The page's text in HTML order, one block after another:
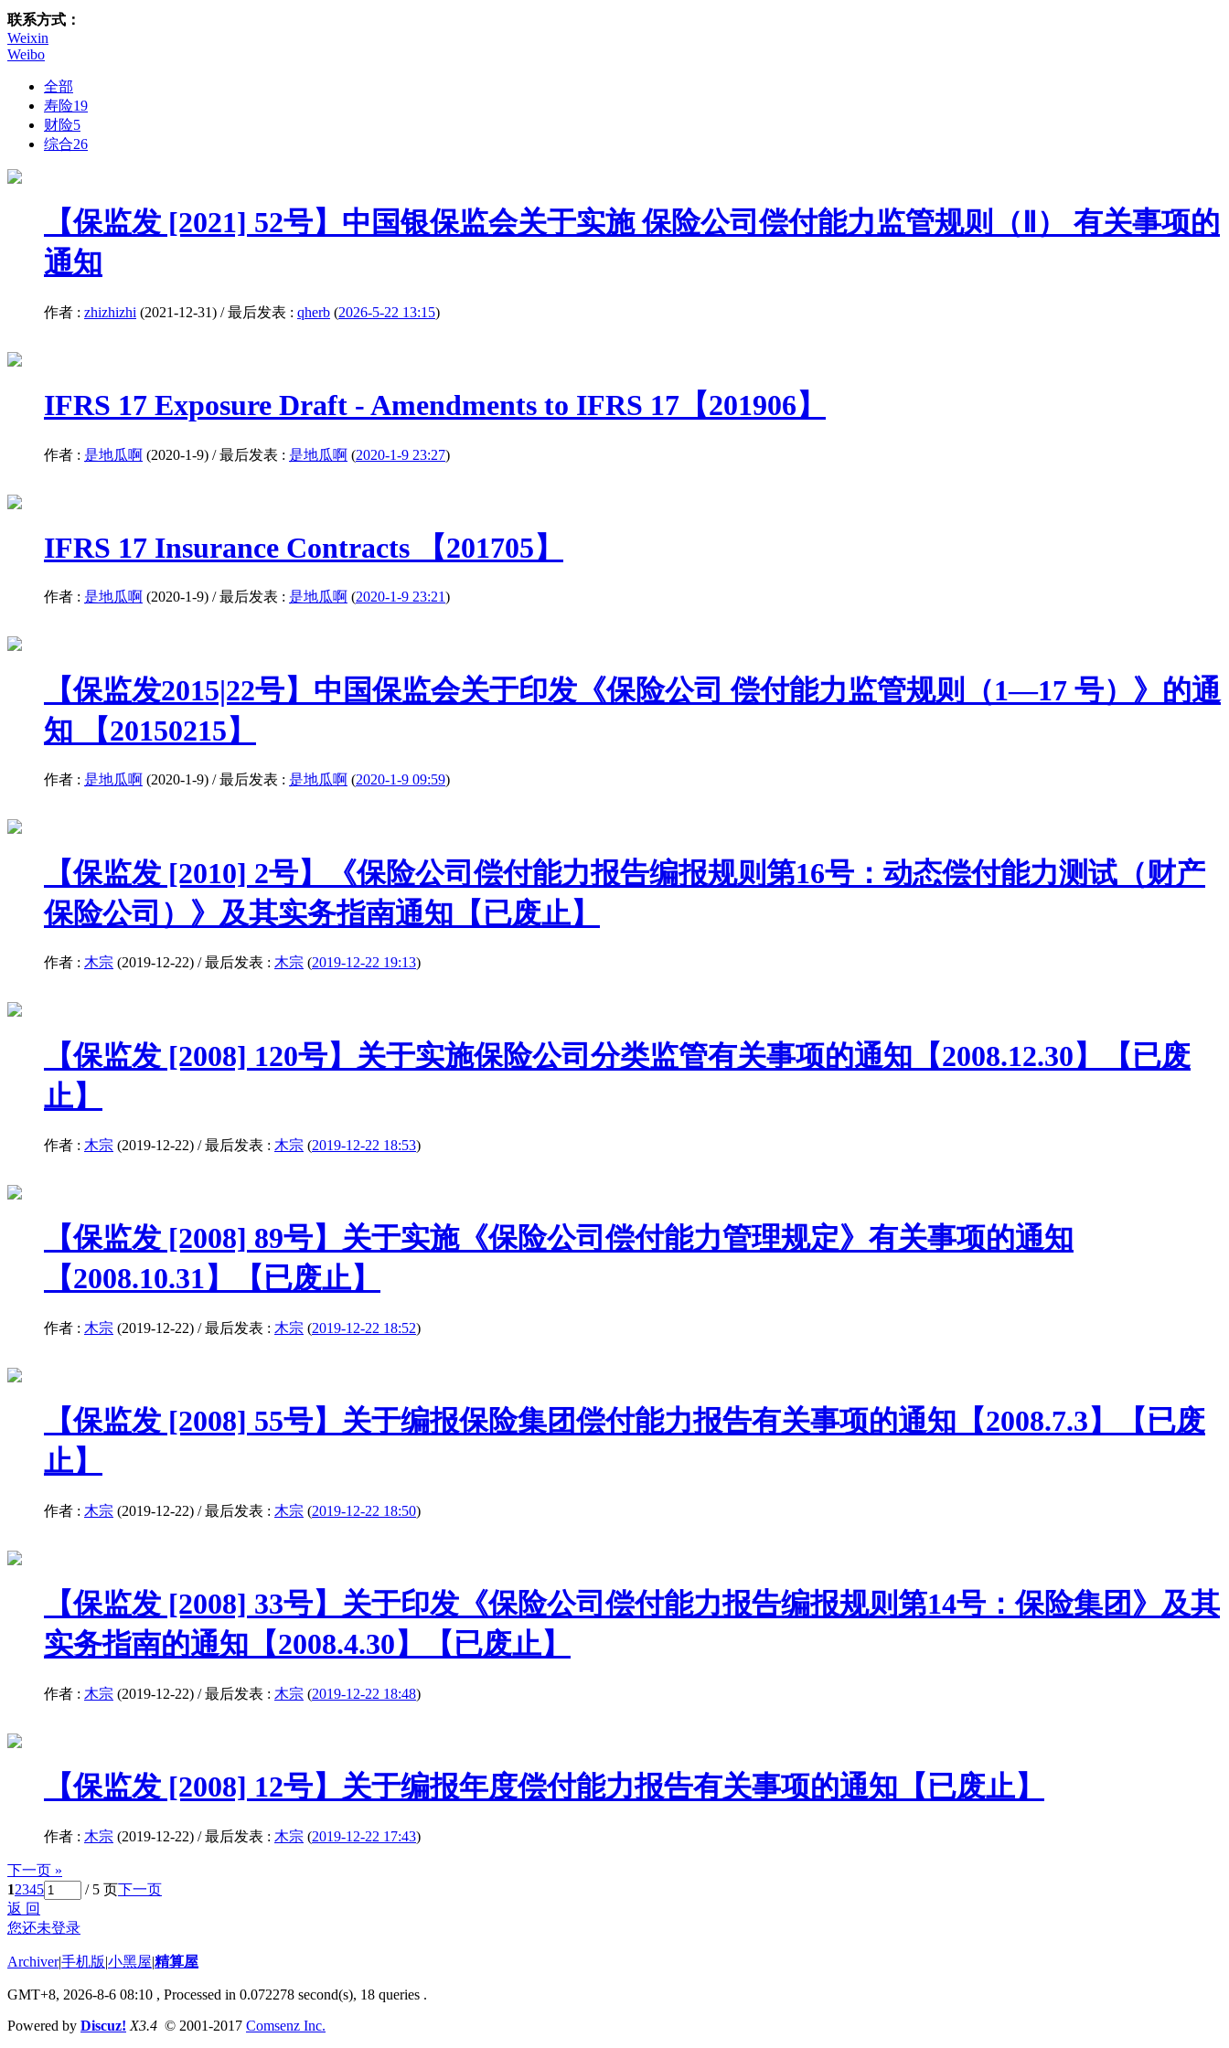
联系方式：
Weixin
Weibo
全部
寿险19
财险5
综合26
【保监发 [2021] 52号】中国银保监会关于实施 保险公司偿付能力监管规则（Ⅱ） 有关事项的
通知
作者 : zhizhizhi (2021-12-31) / 最后发表 : qherb (2026-5-22 13:15)
IFRS 17 Exposure Draft - Amendments to IFRS 17【201906】
作者 : 是地瓜啊 (2020-1-9) / 最后发表 : 是地瓜啊 (2020-1-9 23:27)
IFRS 17 Insurance Contracts 【201705】
作者 : 是地瓜啊 (2020-1-9) / 最后发表 : 是地瓜啊 (2020-1-9 23:21)
【保监发2015|22号】中国保监会关于印发《保险公司 偿付能力监管规则（1—17 号）》的通
知 【20150215】
作者 : 是地瓜啊 (2020-1-9) / 最后发表 : 是地瓜啊 (2020-1-9 09:59)
【保监发 [2010] 2号】《保险公司偿付能力报告编报规则第16号：动态偿付能力测试（财产
保险公司）》及其实务指南通知【已废止】
作者 : 木宗 (2019-12-22) / 最后发表 : 木宗 (2019-12-22 19:13)
【保监发 [2008] 120号】关于实施保险公司分类监管有关事项的通知【2008.12.30】【已废
止】
作者 : 木宗 (2019-12-22) / 最后发表 : 木宗 (2019-12-22 18:53)
【保监发 [2008] 89号】关于实施《保险公司偿付能力管理规定》有关事项的通知
【2008.10.31】【已废止】
作者 : 木宗 (2019-12-22) / 最后发表 : 木宗 (2019-12-22 18:52)
【保监发 [2008] 55号】关于编报保险集团偿付能力报告有关事项的通知【2008.7.3】【已废
止】
作者 : 木宗 (2019-12-22) / 最后发表 : 木宗 (2019-12-22 18:50)
【保监发 [2008] 33号】关于印发《保险公司偿付能力报告编报规则第14号：保险集团》及其
实务指南的通知【2008.4.30】【已废止】
作者 : 木宗 (2019-12-22) / 最后发表 : 木宗 (2019-12-22 18:48)
【保监发 [2008] 12号】关于编报年度偿付能力报告有关事项的通知【已废止】
作者 : 木宗 (2019-12-22) / 最后发表 : 木宗 (2019-12-22 17:43)
下一页 »
12345 / 5 页下一页
返 回
您还未登录
Archiver|手机版|小黑屋|精算屋
GMT+8, 2026-8-6 08:10 , Processed in 0.072278 second(s), 18 queries .
Powered by Discuz! X3.4 © 2001-2017 Comsenz Inc.